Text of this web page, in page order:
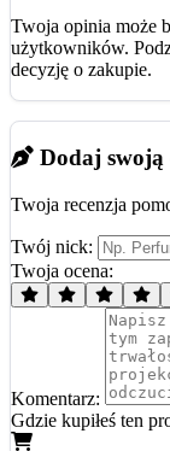
Twoja opinia może
użytkowników.
decyzję o zakupie.
Dodaj swoją
Twoja recenzja
Twój nick:
Twoja ocena:
Komentarz:
Gdzie kupiłeś ten